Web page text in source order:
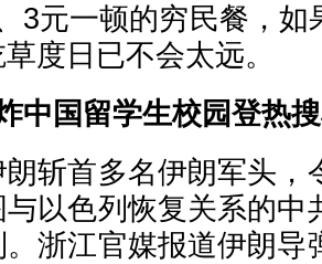
3元一顿的穷民餐，如
度日已不会太远。
中国留学生校园登热
斩首多名伊朗军头，
以色列恢复关系的中
浙江官媒报道伊朗导